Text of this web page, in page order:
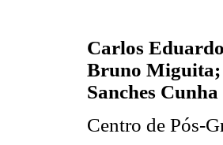
Carlos
Bruno Miguita;
Sanches Cunha
Centro de Pós-